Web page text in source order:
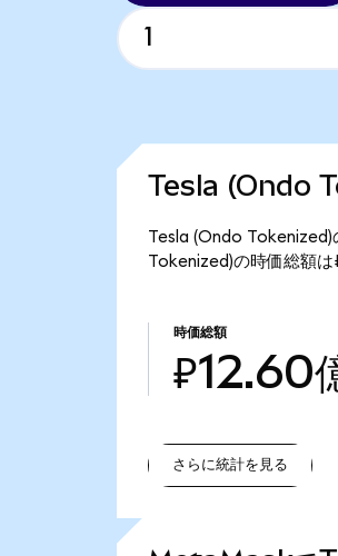
Tesla (Ondo
Tesla (Ondo Tokenized)
Tokenized)の時価総額は
時価総額
₽12.60
さらに統計を見る